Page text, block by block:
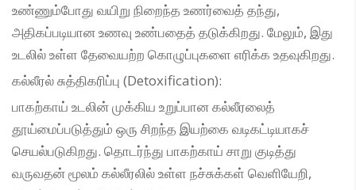
உண்ணும்போது வயிறு நிறைந்த உணர்வைத் தந்து,
அதிகப்படியான உணவு உண்பதைத் தடுக்கிறது. மேலும், இது
உடலில் உள்ள தேவையற்ற கொழுப்புகளை எரிக்க உதவுகிறது.
கல்லீரல் சுத்திகரிப்பு (Detoxification):
பாகற்காய் உடலின் முக்கிய உறுப்பான கல்லீரலைத்
தூய்மைப்படுத்தும் ஒரு சிறந்த இயற்கை வடிகட்டியாகச்
செயல்படுகிறது. தொடர்ந்து பாகற்காய் சாறு குடித்து
வருவதன் மூலம் கல்லீரலில் உள்ள நச்சுக்கள் வெளியேறி,